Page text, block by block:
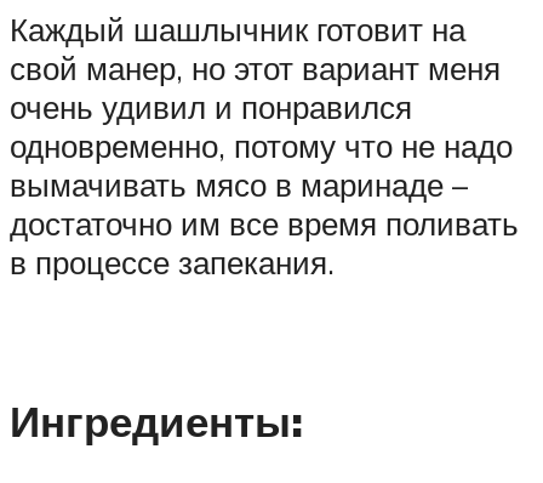
Каждый шашлычник готовит на
свой манер, но этот вариант меня
очень удивил и понравился
одновременно, потому что не надо
вымачивать мясо в маринаде –
достаточно им все время поливать
в процессе запекания.
Ингредиенты: